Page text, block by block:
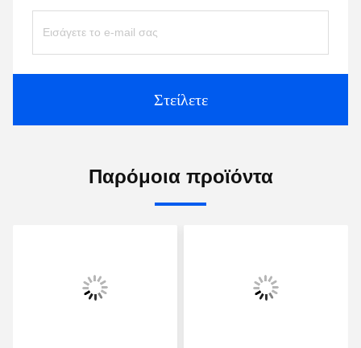
Στείλετε
Παρόμοια προϊόντα